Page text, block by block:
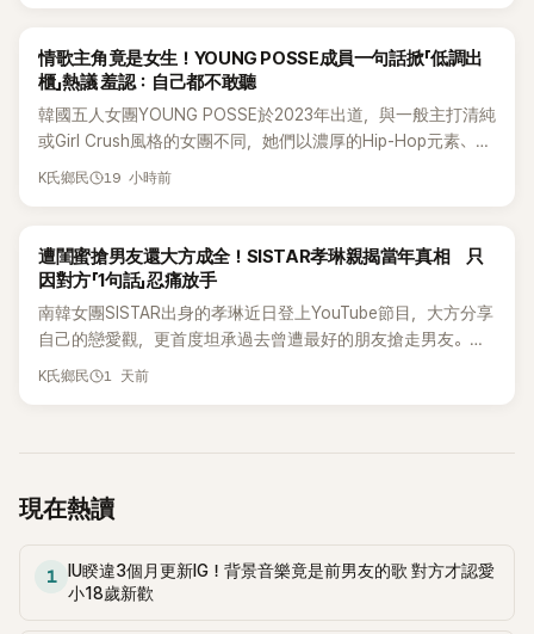
K-POP
情歌主角竟是女生！YOUNG POSSE成員一句話掀「低調出
櫃」熱議 羞認：自己都不敢聽
韓國五人女團YOUNG POSSE於2023年出道，與一般主打清純
或Girl Crush風格的女團不同，她們以濃厚的Hip-Hop元素、自
創Rap及成員親自參與創作為特色，MV也融入美式街頭、塗
為第五代女團中極具辨識度的新生代代表之一。
K氏鄉民 19 小時前
K-POP
遭閨蜜搶男友還大方成全！SISTAR孝琳親揭當年真相 只
因對方「1句話」忍痛放手
南韓女團SISTAR出身的孝琳近日登上YouTube節目，大方分享
自己的戀愛觀，更首度坦承過去曾遭最好的朋友搶走男友。她
表示，當時選擇瀟灑放手，但如果同樣的事情現在再發生，「我
K氏鄉民 1 天前
現在熱讀
1
IU睽違3個月更新IG！背景音樂竟是前男友的歌 對方才認愛
小18歲新歡